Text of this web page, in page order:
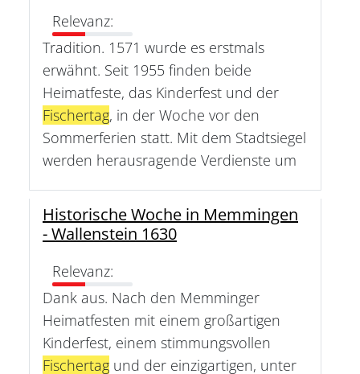
Relevanz:
Tradition. 1571 wurde es erstmals
erwähnt. Seit 1955 finden beide
Heimatfeste, das Kinderfest und der
Fischertag, in der Woche vor den
Sommerferien statt. Mit dem Stadtsiegel
werden herausragende Verdienste um
Historische Woche in Memmingen
- Wallenstein 1630
Relevanz:
Dank aus. Nach den Memminger
Heimatfesten mit einem großartigen
Kinderfest, einem stimmungsvollen
Fischertag und der einzigartigen, unter